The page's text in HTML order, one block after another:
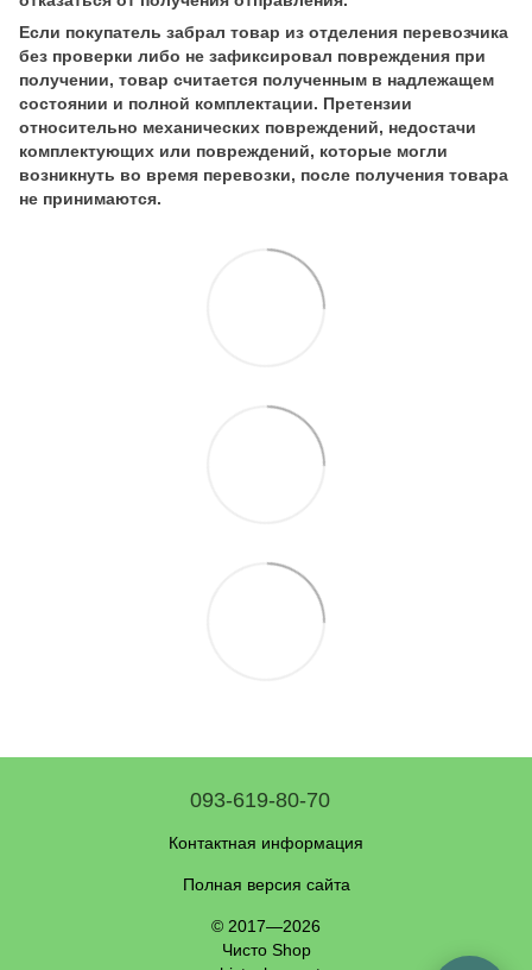
Если покупатель забрал товар из отделения перевозчика
без проверки либо не зафиксировал повреждения при
получении, товар считается полученным в надлежащем
состоянии и полной комплектации. Претензии
относительно механических повреждений, недостачи
комплектующих или повреждений, которые могли
возникнуть во время перевозки, после получения товара
не принимаются.
093-619-80-70
Контактная информация
Полная версия сайта
© 2017—2026
Чисто Shop